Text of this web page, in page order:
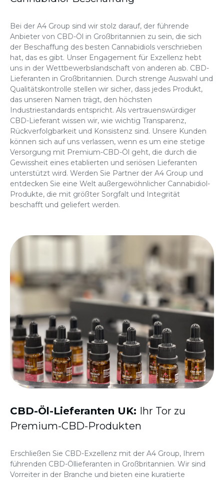
Bei der A4 Group sind wir stolz darauf, der führende
Anbieter von CBD-Öl in Großbritannien zu sein, die sich
der Beschaffung des besten Cannabidiols verschrieben
hat, das es gibt. Unser Engagement für Exzellenz hebt
uns in der Wettbewerbslandschaft von anderen ab. CBD-
Lieferanten in Großbritannien. Durch strenge Auswahl und
Qualitätskontrolle stellen wir sicher, dass jedes Produkt,
das unseren Namen trägt, den höchsten
Industriestandards entspricht. Als vertrauenswürdiger
CBD-Lieferant wissen wir, wie wichtig Transparenz,
Rückverfolgbarkeit und Konsistenz sind. Unsere Kunden
können sich auf uns verlassen, wenn es um eine stetige
Versorgung mit Premium-CBD-Öl geht, die durch die
Gewissheit eines etablierten und seriösen Lieferanten
unterstützt wird. Werden Sie Partner der A4 Group und
entdecken Sie eine Welt außergewöhnlicher Cannabidiol-
Produkte, die mit größter Sorgfalt und Integrität
beschafft und geliefert werden.
CBD-Öl-Lieferanten UK: Ihr Tor zu
Premium-CBD-Produkten
Erschließen Sie CBD-Exzellenz mit der A4 Group, Ihrem
führenden CBD-Öllieferanten in Großbritannien. Wir sind
Vorreiter in der Branche und bieten eine kuratierte